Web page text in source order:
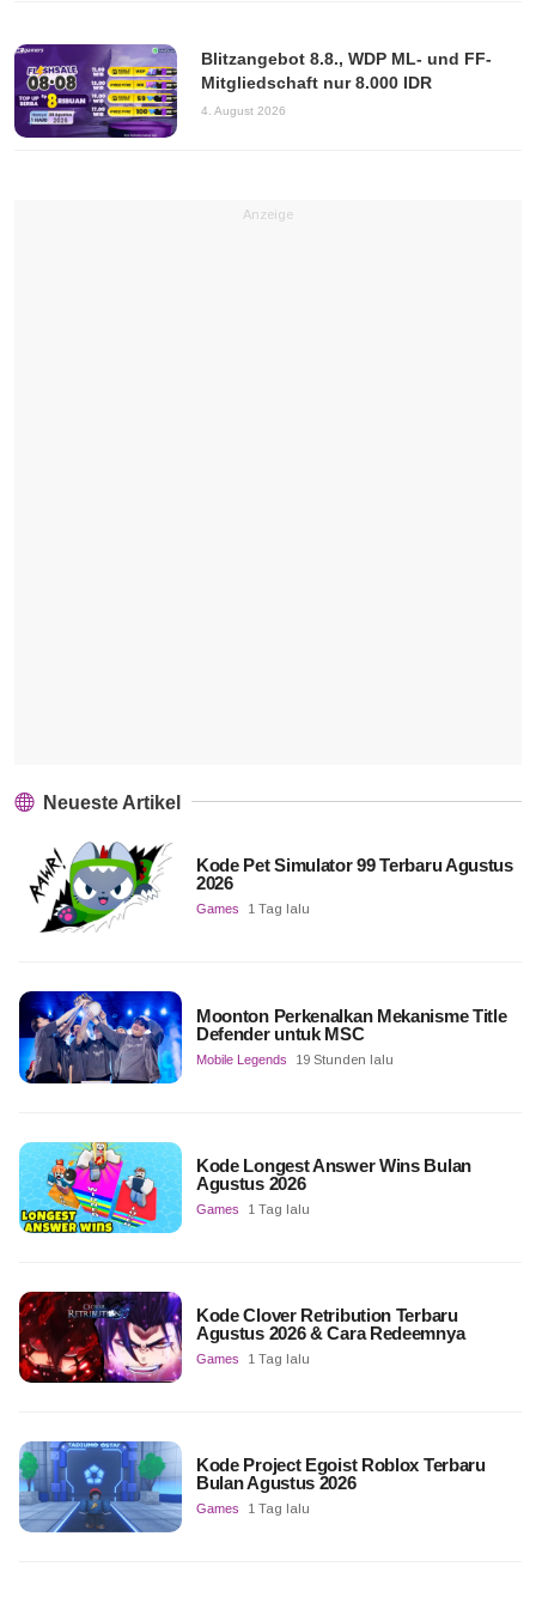
Blitzangebot 8.8., WDP ML- und FF-
Mitgliedschaft nur 8.000 IDR
4. August 2026
Anzeige
Neueste Artikel
Kode Pet Simulator 99 Terbaru Agustus
2026
Games 1 Tag lalu
Moonton Perkenalkan Mekanisme Title
Defender untuk MSC
Mobile Legends 19 Stunden lalu
Kode Longest Answer Wins Bulan
Agustus 2026
Games 1 Tag lalu
Kode Clover Retribution Terbaru
Agustus 2026 & Cara Redeemnya
Games 1 Tag lalu
Kode Project Egoist Roblox Terbaru
Bulan Agustus 2026
Games 1 Tag lalu